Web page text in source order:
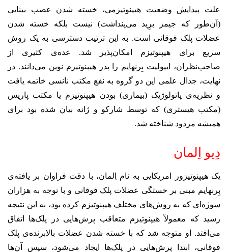
علت پیدایش وضعیت هیپنوتیزمی، خسته شدن عصب بینایی
(آن‌طور که جیمز برِید می‌پنداشت) نیست بلکه خسته شدن
عضلات پلک فوقانی است. به این ترتیب دسترسی به یک روش
سریع برای هیپنوتیزم امکان‌پذیر شد. عده‌ی کثیری از
صاحب‌نظران، ایپولیت بِرنهایم را پدر هیپنوتیزم نوین می‌دانند. در
نهایت، جدال علمی این دو گروه به نفع مکتب نانسی خاتمه یافت
و نظریه‌ی پاتولوژیک (بیماری) بودن هیپنوتیزم یا مکتب پاریس
(مکتب هیستری) که توسط شارکو و ژانه بیان شده بود برای
همیشه مردود شناخته شد.
دِیو اِلمان
یک هیپنوتیزور امریکایی به نام اِلمان، با دقت فراوان بر یافته‌ی
بِرنهایم مبنی بر خستگی عضلات پلک فوقانی و با توجه به هزاران
سوژه‌ای که به روش‌های مختلف هیپنوتیزم کرده بود، به این نتیجه
رسید که معمولاً هیپنوتیزم متعاقب پرش‌هایی در پلک‌ها اتفاق
می‌افتد. او متوجه شد که با خسته شدن عضلات بالابرنده‌ی پلک
فوقانی، ابتدا پرش‌هایی در پلک‌ها ایجاد می‌شود، سپس آن‌ها